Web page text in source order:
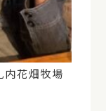
内花畑牧場